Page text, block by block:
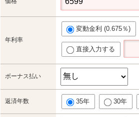
年利率
変動金利 (0.675％)
直接入力する
ボーナス払い
返済年数 35年 30年